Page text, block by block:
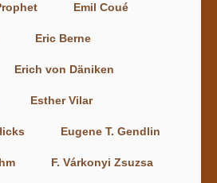
Emil Coué
Eric Berne
Erich von Däniken
Esther Vilar
Eugene T. Gendlin
F. Várkonyi Zsuzsa